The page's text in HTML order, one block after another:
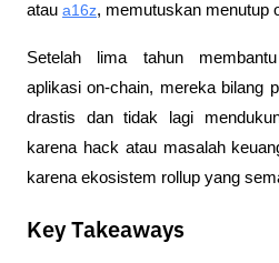
atau a16z, memutuskan menutup
Setelah lima tahun
aplikasi on-chain, mereka bilang
drastis dan tidak lagi
karena hack atau masalah
karena ekosistem rollup yang
Key Takeaways